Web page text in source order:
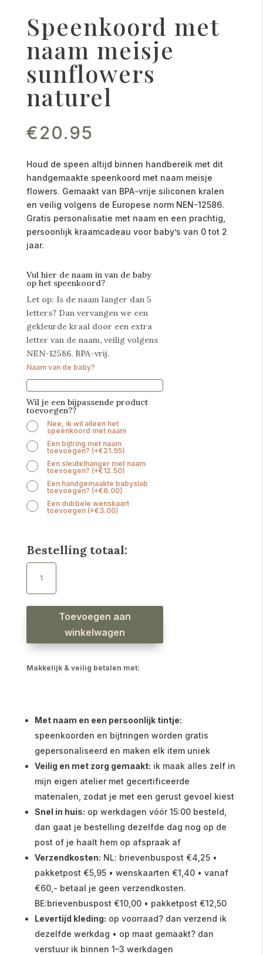
Speenkoord met
naam meisje
sunflowers
naturel
€20.95
Houd de speen altijd binnen handbereik met dit
handgemaakte speenkoord met naam meisje
flowers. Gemaakt van BPA-vrije siliconen kralen
en veilig volgens de Europese norm NEN-12586.
Gratis personalisatie met naam en een prachtig,
persoonlijk kraamcadeau voor baby’s van 0 tot 2
jaar.
Vul hier de naam in van de baby
op het speenkoord?
Let op: Is de naam langer dan 5
letters? Dan vervangen we een
gekleurde kraal door een extra
letter van de naam, veilig volgens
NEN-12586. BPA-vrij.
Naam van de baby?
Wil je een bijpassende product
toevoegen??
Nee, ik wil alleen het
speenkoord met naam
Een bijtring met naam
toevoegen? (+€21.95)
Een sleutelhanger met naam
toevoegen? (+€12.50)
Een handgemaakte babyslab
toevoegen? (+€6.00)
Een dubbele wenskaart
toevoegen (+€3.00)
Bestelling totaal:
Speenkoord
naam
sunflowers
aantal
Toevoegen aan
winkelwagen
Makkelijk & veilig betalen met:
Met naam en een persoonlijk tintje:
speenkoorden en bijtringen worden gratis
gepersonaliseerd en maken elk item uniek
Veilig en met zorg gemaakt: ik maak alles zelf in
mijn eigen atelier met gecertificeerde
materialen, zodat je met een gerust gevoel kiest
Snel in huis: op werkdagen vóór 15:00 besteld,
dan gaat je bestelling dezelfde dag nog op de
post of je haalt hem op afspraak af
Verzendkosten: NL: brievenbuspost €4,25 •
pakketpost €5,95 • wenskaarten €1,40 • vanaf
€60,- betaal je geen verzendkosten.
BE:brievenbuspost €10,00 • pakketpost €12,50
Levertijd kleding: op voorraad? dan verzend ik
dezelfde werkdag • op maat gemaakt? dan
verstuur ik binnen 1–3 werkdagen